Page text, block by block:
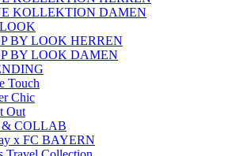
KOLLEKTION DAMEN
BY LOOK HERREN
BY LOOK DAMEN
Touch
Chic
Out
& COLLAB
x FC BAYERN